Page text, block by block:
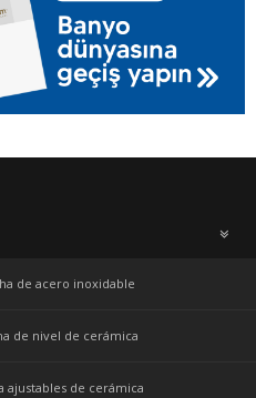
de acero inoxidable
de nivel de cerámica
ajustables de cerámica